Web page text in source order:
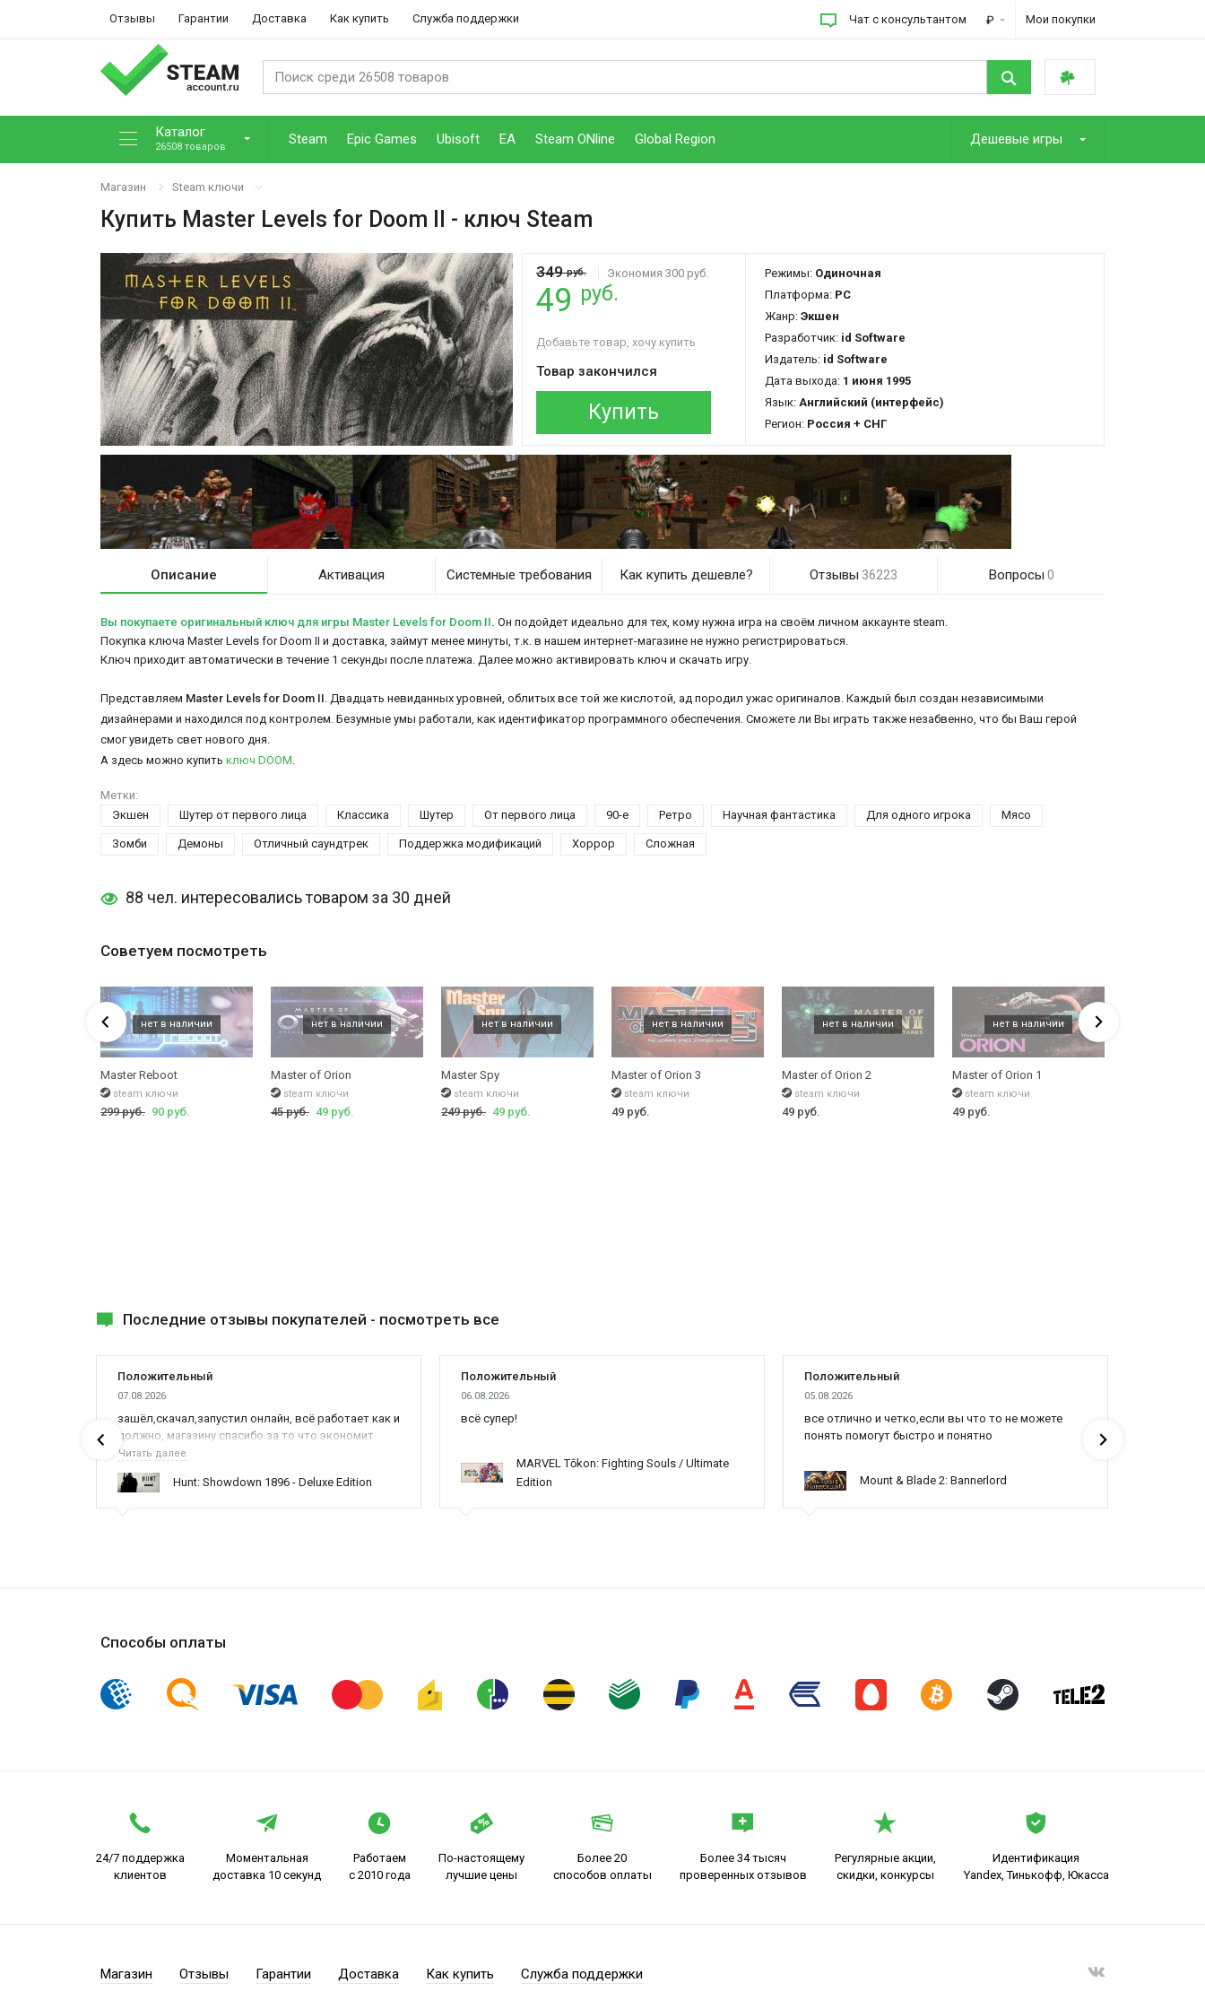
Отзывы Гарантии Доставка Как купить Служба поддержки Чат с консультантом ₽ Мои покупки
Каталог
26508 товаров Steam Epic Games Ubisoft EA Steam ONline Global Region Дешевые игры
Магазин Steam ключи
Купить Master Levels for Doom II - ключ Steam
349руб. Экономия 300 руб.
49 руб.
Добавьте товар, хочу купить
Товар закончился
Купить
Режимы: Одиночная
Платформа: PC
Жанр: Экшен
Разработчик: id Software
Издатель: id Software
Дата выхода: 1 июня 1995
Язык: Английский (интерфейс)
Регион: Россия + СНГ
Описание Активация Системные требования Как купить дешевле? Отзывы 36223 Вопросы 0
Вы покупаете оригинальный ключ для игры Master Levels for Doom II. Он подойдет идеально для тех, кому нужна игра на своём личном аккаунте steam.
Покупка ключа Master Levels for Doom II и доставка, займут менее минуты, т.к. в нашем интернет-магазине не нужно регистрироваться.
Ключ приходит автоматически в течение 1 секунды после платежа. Далее можно активировать ключ и скачать игру.
Представляем Master Levels for Doom II . Двадцать невиданных уровней, облитых все той же кислотой, ад породил ужас оригиналов. Каждый был создан независимыми
дизайнерами и находился под контролем. Безумные умы работали, как идентификатор программного обеспечения. Сможете ли Вы играть также незабвенно, что бы Ваш герой
смог увидеть свет нового дня.
А здесь можно купить ключ DOOM
Метки:
Экшен
Шутер от первого лица Классика Шутер От первого лица 90-е Ретро Научная фантастика Для одного игрока Мясо
Зомби Демоны Отличный саундтрек Поддержка модификаций Хоррор Сложная
88 чел. интересовались товаром за 30 дней
Советуем посмотреть
Master Reboot
steam ключи
299 руб. 90 руб.
Master of Orion
steam ключи
45 руб. 49 руб.
Master Spy
steam ключи
249 руб. 49 руб.
Master of Orion 3
steam ключи
49 руб.
Master of Orion 2
steam ключи
49 руб.
Master of Orion 1
steam ключи
49 руб.
Последние отзывы покупателей - посмотреть все
Положительный
07.08.2026
зашёл,скачал,запустил онлайн, всё работает как и
должно, магазину спасибо за то что экономит
наше время,нервы и деньги, ребята вы красава
всех только вы и оказываете помощь
Читать далее
Hunt: Showdown 1896 - Deluxe Edition
Положительный
06.08.2026
всё супер!
MARVEL Tōkon: Fighting Souls / Ultimate
Edition
Положительный
05.08.2026
все отлично и четко,если вы что то не можете
понять помогут быстро и понятно
Mount & Blade 2: Bannerlord
Способы оплаты
24/7 поддержка
клиентов
Моментальная
доставка 10 секунд
Работаем
с 2010 года
По-настоящему
лучшие цены
Более 20
способов оплаты
Более 34 тысяч
проверенных отзывов
Регулярные акции,
скидки, конкурсы
Идентификация
Yandex, Тинькофф, Юкасса
Магазин Отзывы Гарантии Доставка Как купить Служба поддержки